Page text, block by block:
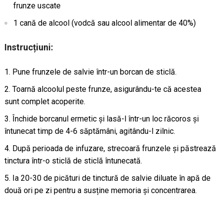
frunze uscate
1 cană de alcool (vodcă sau alcool alimentar de 40%)
Instrucțiuni:
Pune frunzele de salvie într-un borcan de sticlă.
Toarnă alcoolul peste frunze, asigurându-te că acestea
sunt complet acoperite.
Închide borcanul ermetic și lasă-l într-un loc răcoros și
întunecat timp de 4-6 săptămâni, agitându-l zilnic.
După perioada de infuzare, strecoară frunzele și păstrează
tinctura într-o sticlă de sticlă întunecată.
Ia 20-30 de picături de tinctură de salvie diluate în apă de
două ori pe zi pentru a susține memoria și concentrarea.